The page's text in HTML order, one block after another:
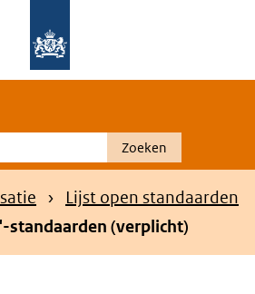
Zoeken
Lijst open standaarden
standaarden (verplicht)